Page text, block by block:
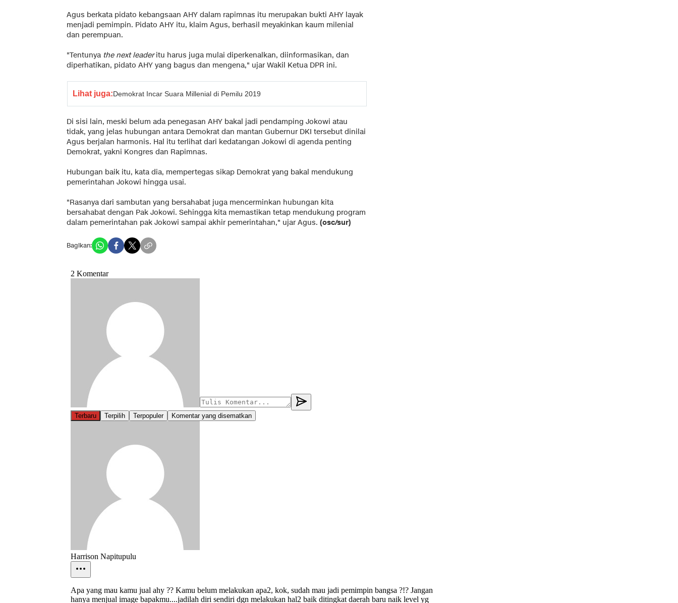
Agus berkata pidato kebangsaan AHY dalam rapimnas itu merupakan bukti AHY layak
menjadi pemimpin. Pidato AHY itu, klaim Agus, berhasil meyakinkan kaum milenial
dan perempuan.
"Tentunya the next leaderitu harus juga mulai diperkenalkan, diinformasikan, dan
diperhatikan, pidato AHY yang bagus dan mengena," ujar Wakil Ketua DPR ini.
Lihat juga:Demokrat Incar Suara Millenial di Pemilu 2019
Di sisi lain, meski belum ada penegasan AHY bakal jadi pendamping Jokowi atau
tidak, yang jelas hubungan antara Demokrat dan mantan Gubernur DKI tersebut dinilai
Agus berjalan harmonis. Hal itu terlihat dari kedatangan Jokowi di agenda penting
Demokrat, yakni Kongres dan Rapimnas.
Hubungan baik itu, kata dia, mempertegas sikap Demokrat yang bakal mendukung
pemerintahan Jokowi hingga usai.
"Rasanya dari sambutan yang bersahabat juga mencerminkan hubungan kita
bersahabat dengan Pak Jokowi. Sehingga kita memastikan tetap mendukung program
dalam pemerintahan pak Jokowi sampai akhir pemerintahan," ujar Agus. (osc/sur)
Bagikan: